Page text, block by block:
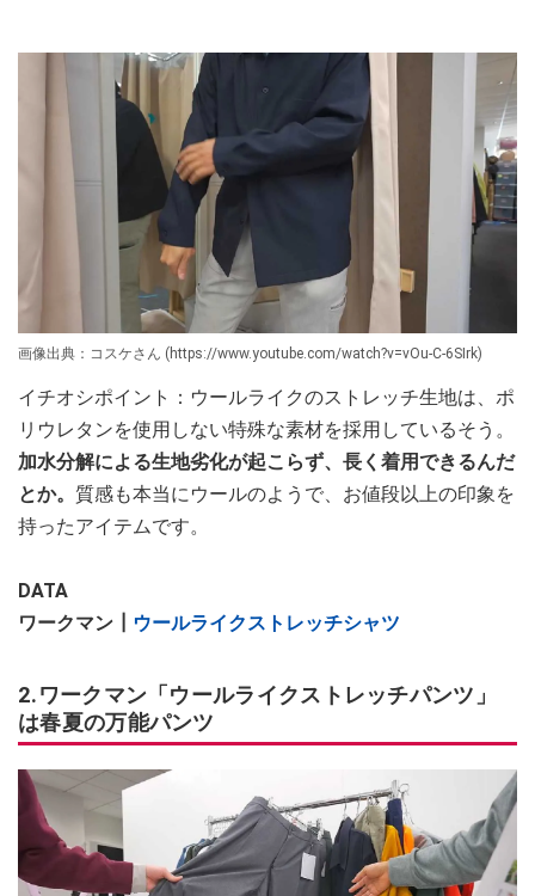
画像出典：コスケさん (https://www.youtube.com/watch?v=vOu-C-6SIrk)
イチオシポイント：ウールライクのストレッチ生地は、ポ
リウレタンを使用しない特殊な素材を採用しているそう。
加水分解による生地劣化が起こらず、長く着用できるんだ
とか。 質感も本当にウールのようで、お値段以上の印象を
持ったアイテムです。
DATA
ワークマン┃
ウールライクストレッチシャツ
2.ワークマン「ウールライクストレッチパンツ」
は春夏の万能パンツ